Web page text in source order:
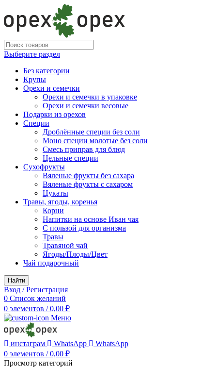
Выберите раздел
Без категории
Крупы
Орехи и семечки
Орехи и семечки в упаковке
Орехи и семечки весовые
Подарки из орехов
Специи
Дроблённые специи без соли
Моно специи молотые без соли
Смесь приправ для блюд
Цельные специи
Сухофрукты
Вяленые фрукты без сахара
Вяленые фрукты с сахаром
Цукаты
Травы, ягоды, коренья
Корни
Напитки на основе Иван чая
С пользой для организма
Травы
Травяной чай
Ягоды/Плоды/Цвет
Чай подарочный
Найти
Вход / Регистрация
0 Список желаний
0 элементов / 0,00 ₽
Меню
инстаграм WhatsApp
WhatsApp
0 элементов / 0,00 ₽
Просмотр категорий